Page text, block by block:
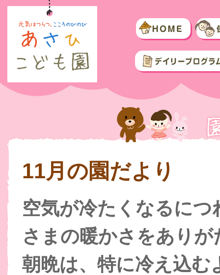
11月の園だより
空気が冷たくなるに
さまの暖かさをあり
朝晩は、特に冷え込